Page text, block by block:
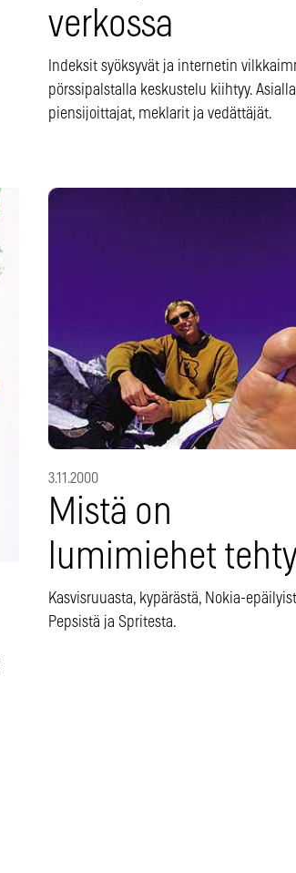
verkossa
Indeksit syöksyvät ja internetin
pörssipalstalla keskustelu kiihtyy. Asialla
piensijoittajat, meklarit ja vedättäjät.
3.11.2000
Mistä on
lumimiehet
Kasvisruuasta, kypärästä, Nokia-
Pepsistä ja Spritesta.